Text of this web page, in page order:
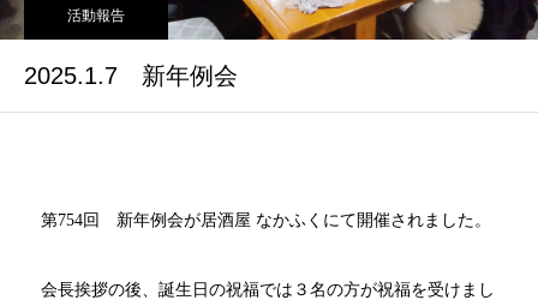
活動報告
2025.1.7 新年例会
第754回 新年例会が居酒屋 なかふくにて開催されました。
会長挨拶の後、誕生日の祝福では３名の方が祝福を受けまし